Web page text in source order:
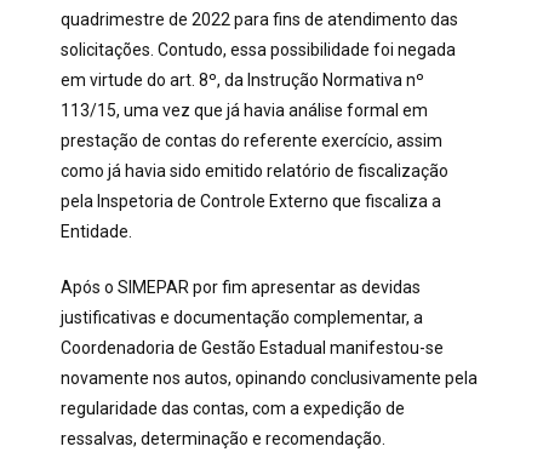
quadrimestre de 2022 para fins de atendimento das
solicitações. Contudo, essa possibilidade foi negada
em virtude do art. 8º, da Instrução Normativa nº
113/15, uma vez que já havia análise formal em
prestação de contas do referente exercício, assim
como já havia sido emitido relatório de fiscalização
pela Inspetoria de Controle Externo que fiscaliza a
Entidade.
Após o SIMEPAR por fim apresentar as devidas
justificativas e documentação complementar, a
Coordenadoria de Gestão Estadual manifestou-se
novamente nos autos, opinando conclusivamente pela
regularidade das contas, com a expedição de
ressalvas, determinação e recomendação.